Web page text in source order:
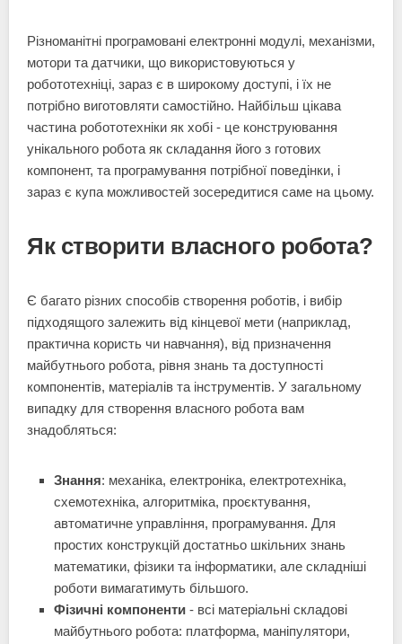
Різноманітні програмовані електронні модулі, механізми,
мотори та датчики, що використовуються у
робототехніці, зараз є в широкому доступі, і їх не
потрібно виготовляти самостійно. Найбільш цікава
частина робототехніки як хобі - це конструювання
унікального робота як складання його з готових
компонент, та програмування потрібної поведінки, і
зараз є купа можливостей зосередитися саме на цьому.
Як створити власного робота?
Є багато різних способів створення роботів, і вибір
підходящого залежить від кінцевої мети (наприклад,
практична користь чи навчання), від призначення
майбутнього робота, рівня знань та доступності
компонентів, матеріалів та інструментів. У загальному
випадку для створення власного робота вам
знадобляться:
Знання: механіка, електроніка, електротехніка,
схемотехніка, алгоритміка, проєктування,
автоматичне управління, програмування. Для
простих конструкцій достатньо шкільних знань
математики, фізики та інформатики, але складніші
роботи вимагатимуть більшого.
Фізичні компоненти - всі матеріальні складові
майбутнього робота: платформа, маніпулятори,